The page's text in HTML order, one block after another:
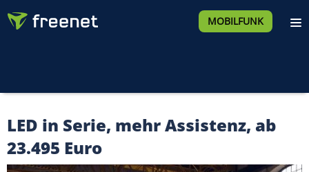
MOBILFUNK
LED in Serie, mehr Assistenz, ab
23.495 Euro